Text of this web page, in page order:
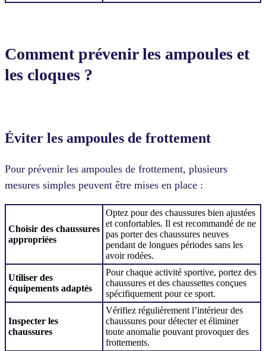
Comment prévenir les ampoules et
les cloques ?
Éviter les ampoules de frottement
Pour prévenir les ampoules de frottement, plusieurs
mesures simples peuvent être mises en place :
Choisir des chaussures
appropriées
Optez pour des chaussures bien ajustées
et confortables. Il est recommandé de ne
pas porter des chaussures neuves
pendant de longues périodes sans les
avoir rodées.
Utiliser des
équipements adaptés
Pour chaque activité sportive, portez des
chaussures et des chaussettes conçues
spécifiquement pour ce sport.
Inspecter les
chaussures
Vérifiez régulièrement l’intérieur des
chaussures pour détecter et éliminer
toute anomalie pouvant provoquer des
frottements.